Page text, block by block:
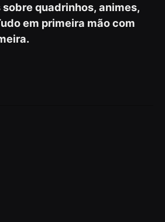
quadrinhos, animes,
em primeira mão com